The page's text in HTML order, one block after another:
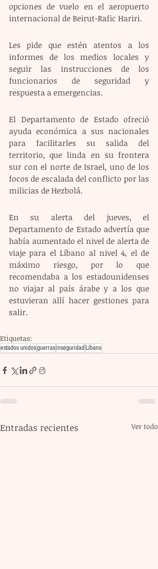
opciones de vuelo en el aeropuerto
internacional de Beirut-Rafic Hariri.
Les pide que estén atentos a los
informes de los medios locales y
seguir las instrucciones de los
funcionarios de seguridad y
respuesta a emergencias.
El Departamento de Estado ofreció
ayuda económica a sus nacionales
para facilitarles su salida del
territorio, que linda en su frontera
sur con el norte de Israel, uno de los
focos de escalada del conflicto por las
milicias de Hezbolá.
En su alerta del jueves, el
Departamento de Estado advertía que
había aumentado el nivel de alerta de
viaje para el Líbano al nivel 4, el de
máximo riesgo, por lo que
recomendaba a los estadounidenses
no viajar al país árabe y a los que
estuvieran allí hacer gestiones para
salir.
Etiquetas:
estados unidosguerrasinseguridad Líbano
Entradas recientes Ver todo